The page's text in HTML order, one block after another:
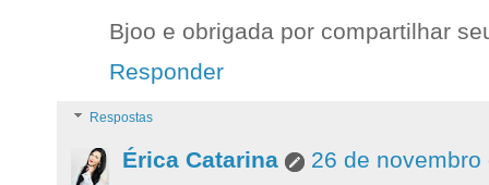
Bjoo e obrigada por compartilhar
Responder
Respostas
Érica Catarina
26 de